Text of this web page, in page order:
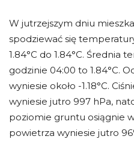
W jutrzejszym dniu
spodziewać się
1.84°C do 1.84°C. Średnia
godzinie 04:00 to 1.84°C.
wyniesie około -1.18°C.
wyniesie jutro 997 hPa,
poziomie gruntu osiągnie
powietrza wyniesie jutro